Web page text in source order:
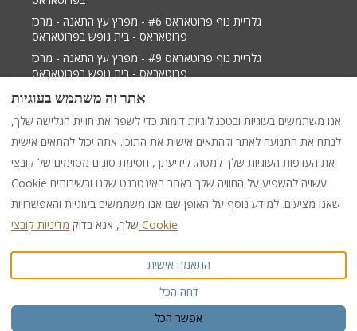
גלריית נוף פרוטאראס #6 - מפרץ עץ התאנה - מרכז
פרוטאראס - בית נופש בפרוטאראס
גלריית נוף פרוטאראס #9 - מפרץ עץ התאנה - מרכז
פרוטאראס - בית נופש בפרוטאראס
גלריית נוף פרוטאראס 2 - מפרץ תאנה טרי מרכז פרוטאראס
עִברִית EUR +35799538599
284 Protaras -Cape Greco
Avenue, Shop 1,
PARALIMNI, Famagusta,
אימייל:
info@purpleinternational.e
אתר זה משתמש בעוגיות
אנו משתמשים בעוגיות ובטכנולוגיות דומות כדי לשפר את חווית הגלישה שלך,
לנתח את התנועה לאתר ולהתאים אישית את התוכן. אתה יכול להתאים אישית
את העדפות העוגיות שלך למטה. לידיעתך, חסימת סוגים מסוימים של קובצי
Cookie עשויה להשפיע על החוויה שלך באתר האינטרנט שלנו ובשירותים
שאנו מציעים. למידע נוסף על האופן שבו אנו משתמשים בעוגיות והאפשרויות
שלך, אנא בדוק מדיניות קובצי Cookie
התאמה אישית
דחה הכל
אפשר הכל